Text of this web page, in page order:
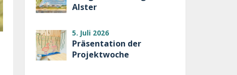
Alster
5. Juli 2026
Präsentation der
Projektwoche